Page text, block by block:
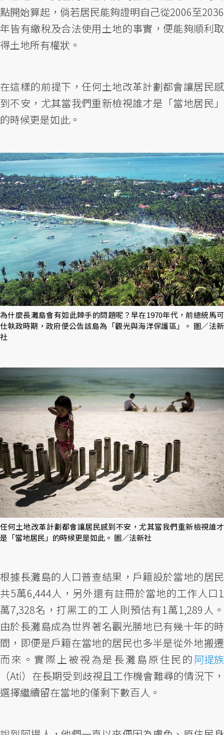
點開始算起，倘若居民能夠證明自己從2006至2036
年皆有繳稅及合法使用土地的事實，便能夠順利取
得土地所有權狀。
在這樣的前提下，任何土地改革計劃都會讓居民感
到不安，尤其當我們重新檢視誰才是「當地居民」
的時候更是如此。
為什麼長灘島會有如此棘手的問題呢？早在1970年代，前總統馬可
仕執政時期，政府便公告該島為「觀光與海洋保護區」。 圖／法新
社
任何土地改革計劃都會讓居民感到不安，尤其當我們重新檢視誰才
是「當地居民」的時候更是如此。 圖／法新社
根據長灘島的人口普查結果，戶籍設於當地的居民
共5萬6,444人，另外還有註冊於當地的工作人口1
萬7,328名，打黑工的工人則預估有1萬1,289人。
由於長灘島成為世界著名觀光勝地已有幾十年的時
間，即便是戶籍在當地的居民也多半是從外地搬遷
而來。實際上被視為是長灘島原住民的 阿提族
（Ati）在長期受到歧視且工作機會難尋的情況下，
選擇繼續留在當地的僅剩下數百人。